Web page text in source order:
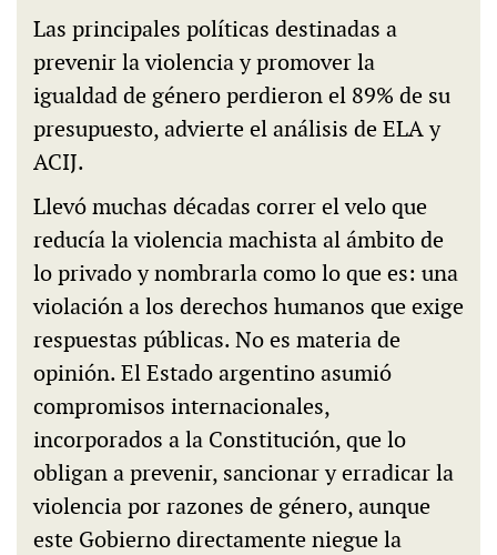
Las principales políticas destinadas a
prevenir la violencia y promover la
igualdad de género perdieron el 89% de su
presupuesto, advierte el análisis de ELA y
ACIJ.
Llevó muchas décadas correr el velo que
reducía la violencia machista al ámbito de
lo privado y nombrarla como lo que es: una
violación a los derechos humanos que exige
respuestas públicas. No es materia de
opinión. El Estado argentino asumió
compromisos internacionales,
incorporados a la Constitución, que lo
obligan a prevenir, sancionar y erradicar la
violencia por razones de género, aunque
este Gobierno directamente niegue la